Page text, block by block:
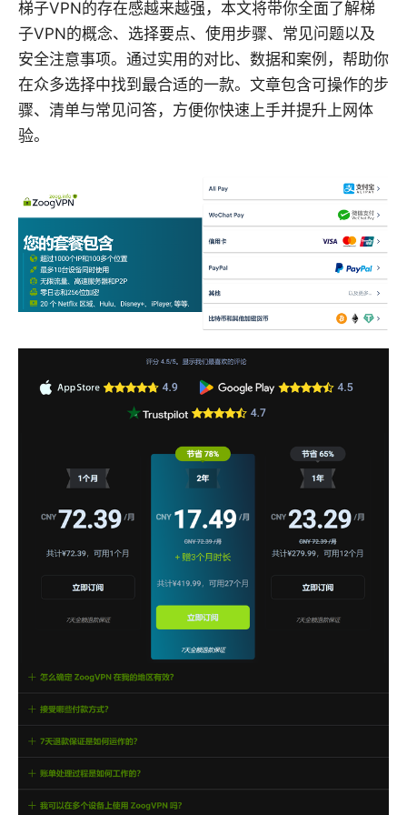
梯子VPN的存在感越来越强，本文将带你全面了解梯
子VPN的概念、选择要点、使用步骤、常见问题以及
安全注意事项。通过实用的对比、数据和案例，帮助你
在众多选择中找到最合适的一款。文章包含可操作的步
骤、清单与常见问答，方便你快速上手并提升上网体
验。